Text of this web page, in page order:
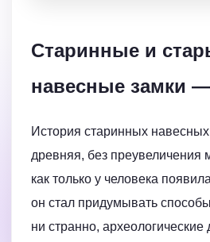
Старинные и
навесные замки
История старинных
древняя, без преувеличения
как только у человека
он стал придумывать
ни странно,